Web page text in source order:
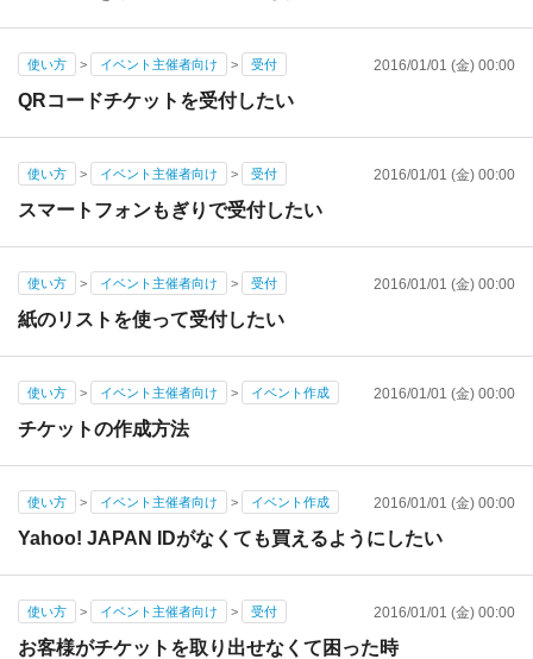
使い方 > イベント主催者向け > 受付 2016/01/01 (金) 00:00
QRコードチケットを受付したい
使い方 > イベント主催者向け > 受付 2016/01/01 (金) 00:00
スマートフォンもぎりで受付したい
使い方 > イベント主催者向け > 受付 2016/01/01 (金) 00:00
紙のリストを使って受付したい
使い方 > イベント主催者向け > イベント作成 2016/01/01 (金) 00:00
チケットの作成方法
使い方 > イベント主催者向け > イベント作成 2016/01/01 (金) 00:00
Yahoo! JAPAN IDがなくても買えるようにしたい
使い方 > イベント主催者向け > 受付 2016/01/01 (金) 00:00
お客様がチケットを取り出せなくて困った時